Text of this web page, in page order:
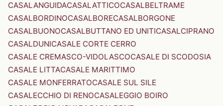
CASALANGUIDACASALATTICOCASALBELTRAME
CASALBORDINOCASALBORECASALBORGONE
CASALBUONOCASALBUTTANO ED UNITICASALCIPRANO
CASALDUNICASALE CORTE CERRO
CASALE CREMASCO-VIDOLASCOCASALE DI SCODOSIA
CASALE LITTACASALE MARITTIMO
CASALE MONFERRATOCASALE SUL SILE
CASALECCHIO DI RENOCASALEGGIO BOIRO